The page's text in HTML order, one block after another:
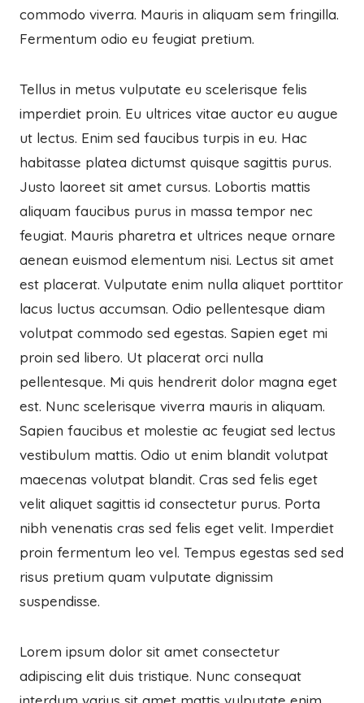
commodo viverra. Mauris in aliquam sem fringilla.
Fermentum odio eu feugiat pretium.
Tellus in metus vulputate eu scelerisque felis
imperdiet proin. Eu ultrices vitae auctor eu augue
ut lectus. Enim sed faucibus turpis in eu. Hac
habitasse platea dictumst quisque sagittis purus.
Justo laoreet sit amet cursus. Lobortis mattis
aliquam faucibus purus in massa tempor nec
feugiat. Mauris pharetra et ultrices neque ornare
aenean euismod elementum nisi. Lectus sit amet
est placerat. Vulputate enim nulla aliquet porttitor
lacus luctus accumsan. Odio pellentesque diam
volutpat commodo sed egestas. Sapien eget mi
proin sed libero. Ut placerat orci nulla
pellentesque. Mi quis hendrerit dolor magna eget
est. Nunc scelerisque viverra mauris in aliquam.
Sapien faucibus et molestie ac feugiat sed lectus
vestibulum mattis. Odio ut enim blandit volutpat
maecenas volutpat blandit. Cras sed felis eget
velit aliquet sagittis id consectetur purus. Porta
nibh venenatis cras sed felis eget velit. Imperdiet
proin fermentum leo vel. Tempus egestas sed sed
risus pretium quam vulputate dignissim
suspendisse.
Lorem ipsum dolor sit amet consectetur
adipiscing elit duis tristique. Nunc consequat